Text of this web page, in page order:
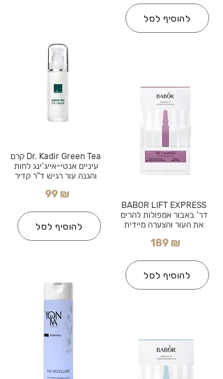
Dr. Kadir Green Tea קרם
עיניים אנטי-אייג'ינג לחות
והגנה עור רגיש ד"ר קדיר
99 ₪
להוסיף לסל
להוסיף לסל
BABOR LIFT EXPRESS
דר' באבור אמפולות להרים
את העור והצערה מיידית
189 ₪
להוסיף לסל